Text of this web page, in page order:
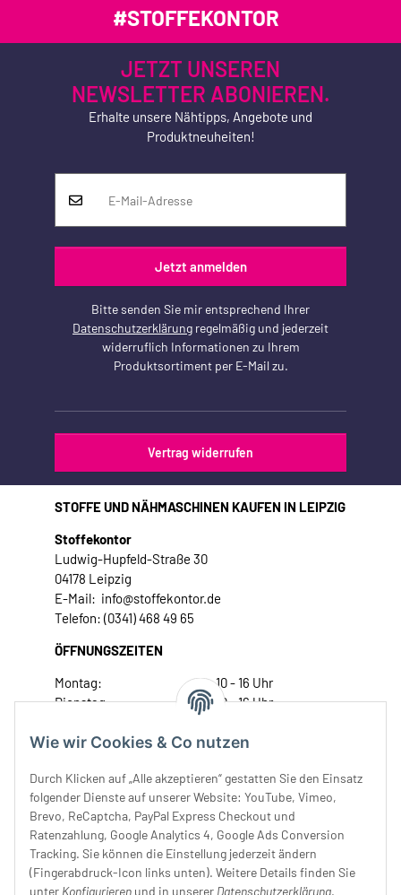
Wie wir Cookies & Co nutzen
Durch Klicken auf „Alle akzeptieren“ gestatten Sie den Einsatz
folgender Dienste auf unserer Website: YouTube, Vimeo,
Brevo, ReCaptcha, PayPal Express Checkout und
Ratenzahlung, Google Analytics 4, Google Ads Conversion
Tracking. Sie können die Einstellung jederzeit ändern
(Fingerabdruck-Icon links unten). Weitere Details finden Sie
unter Konfigurieren und in unserer Datenschutzerklärung.
#STOFFEKONTOR
JETZT UNSEREN
NEWSLETTER ABONIEREN.
Erhalte unsere Nähtipps, Angebote und
Produktneuheiten!
Jetzt anmelden
Bitte senden Sie mir entsprechend Ihrer
Datenschutzerklärung regelmäßig und jederzeit
widerruflich Informationen zu Ihrem
Produktsortiment per E-Mail zu.
Vertrag widerrufen
STOFFE UND NÄHMASCHINEN KAUFEN IN LEIPZIG
Stoffekontor
Ludwig-Hupfeld-Straße 30
04178 Leipzig
E-Mail: info@stoffekontor.de
Telefon: (0341) 468 49 65
ÖFFNUNGSZEITEN
Montag:
10 - 16 Uhr
Dienstag:
10 - 16 Uhr
Donnerstag:
10 - 18 Uhr
Samstag:
10 - 14 Uhr
Unser Service
Rechtliches